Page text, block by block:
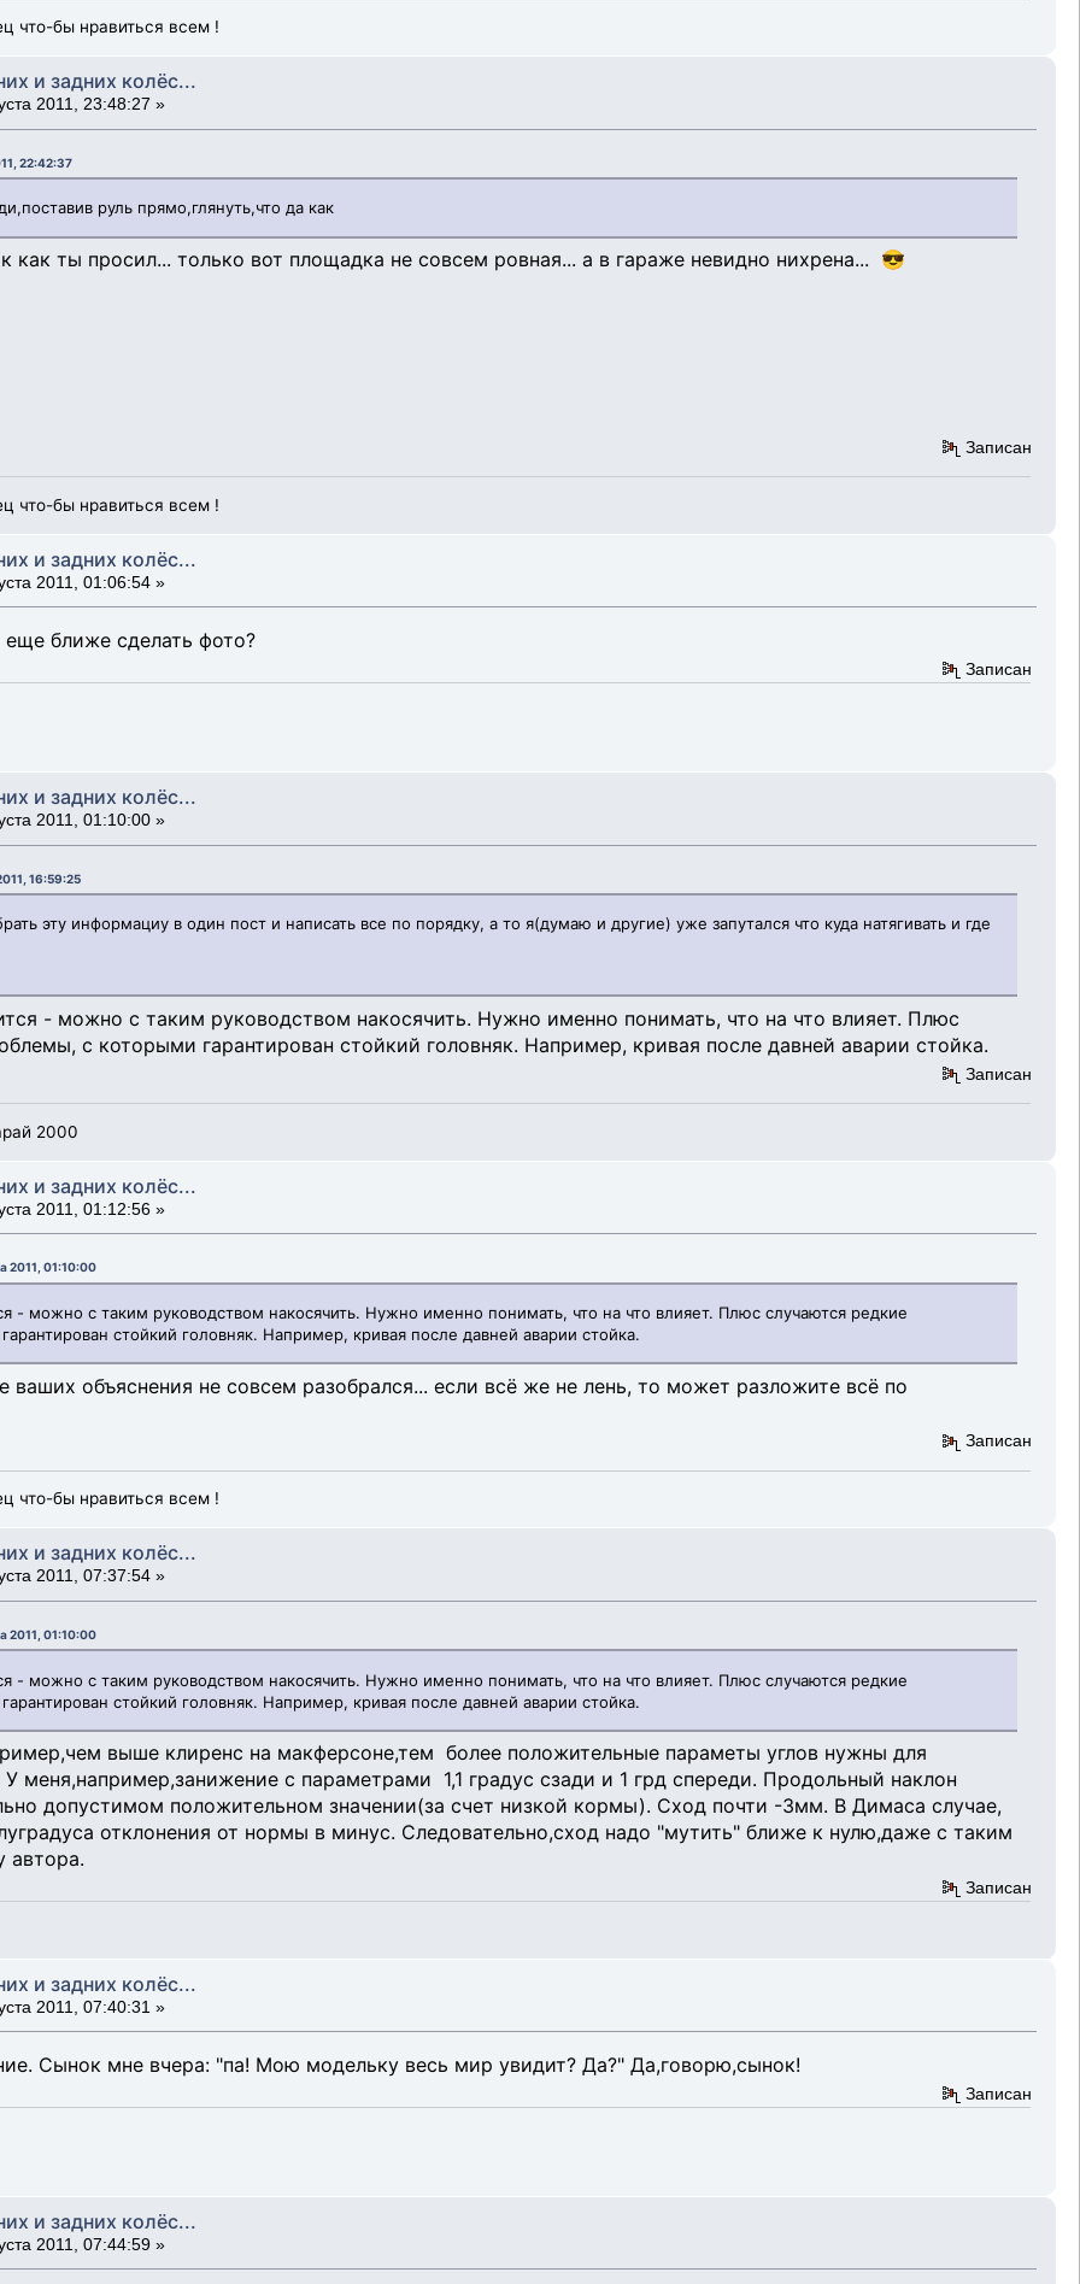
что-бы нравиться всем !
и задних колёс...
2011, 23:48:27 »
22:42:37
руль прямо,глянуть,что да как
как ты просил... только вот площадка не совсем ровная... а в гараже невидно нихрена... 😎
Записан
что-бы нравиться всем !
и задних колёс...
2011, 01:06:54 »
ближе сделать фото?
Записан
и задних колёс...
2011, 01:10:00 »
16:59:25
эту информациу в один пост и написать все по порядку, а то я(думаю и другие) уже запутался что куда натягивать и где
- можно с таким руководством накосячить. Нужно именно понимать, что на что влияет. Плюс
с которыми гарантирован стойкий головняк. Например, кривая после давней аварии стойка.
Записан
2000
и задних колёс...
2011, 01:12:56 »
2011, 01:10:00
- можно с таким руководством накосячить. Нужно именно понимать, что на что влияет. Плюс случаются редкие
стойкий головняк. Например, кривая после давней аварии стойка.
объяснения не совсем разобрался... если всё же не лень, то может разложите всё по
Записан
что-бы нравиться всем !
и задних колёс...
2011, 07:37:54 »
2011, 01:10:00
- можно с таким руководством накосячить. Нужно именно понимать, что на что влияет. Плюс случаются редкие
стойкий головняк. Например, кривая после давней аварии стойка.
выше клиренс на макферсоне,тем более положительные параметы углов нужны для
меня,например,занижение с параметрами 1,1 градус сзади и 1 грд спереди. Продольный наклон
допустимом положительном значении(за счет низкой кормы). Сход почти -3мм. В Димаса случае,
отклонения от нормы в минус. Следовательно,сход надо "мутить" ближе к нулю,даже с таким
автора.
Записан
и задних колёс...
2011, 07:40:31 »
Сынок мне вчера: "па! Мою модельку весь мир увидит? Да?" Да,говорю,сынок!
Записан
и задних колёс...
2011, 07:44:59 »